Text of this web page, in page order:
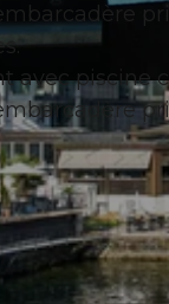
avec piscine